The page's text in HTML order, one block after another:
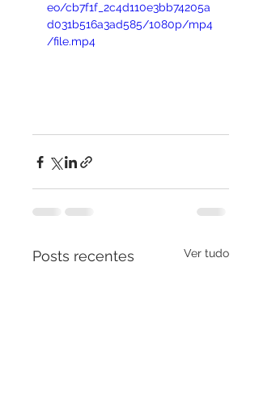
eo/cb7f1f_2c4d110e3bb74205a
d031b516a3ad585/1080p/mp4
/file.mp4
Posts recentes Ver tudo